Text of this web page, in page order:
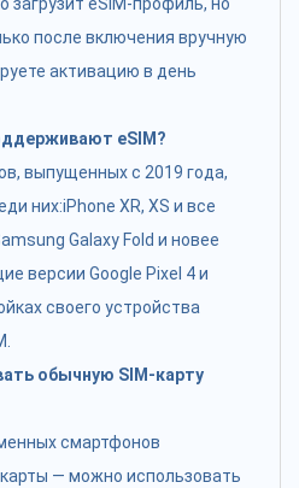
загрузит eSIM-профиль, но
после включения вручную
активацию в день
eSIM?
выпущенных с 2019 года,
них:iPhone XR, XS и все
Galaxy Fold и новее
версии Google Pixel 4 и
своего устройства
обычную SIM-карту
смартфонов
— можно использовать